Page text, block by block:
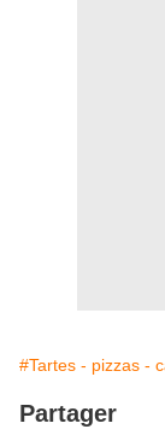
#Tartes - pizzas -
Partager